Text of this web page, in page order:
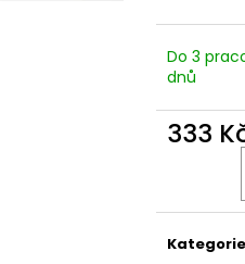
Do 3
dnů
333
Kategorie